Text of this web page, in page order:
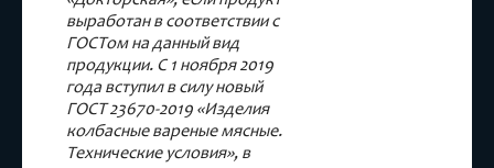
выработан в соответствии с
ГОСТом на данный вид
продукции. С 1 ноября 2019
года вступил в силу новый
ГОСТ 23670-2019 «Изделия
колбасные вареные мясные.
Технические условия», в